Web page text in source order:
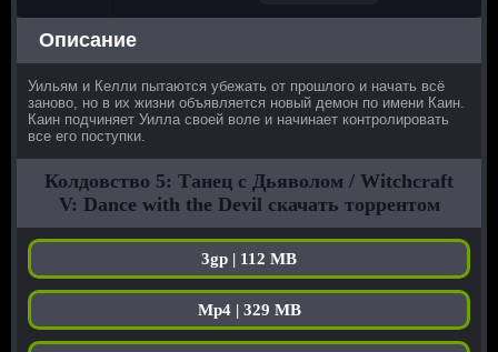
Описание
Уильям и Келли пытаются убежать от прошлого и начать всё
заново, но в их жизни объявляется новый демон по имени Каин.
Каин подчиняет Уилла своей воле и начинает контролировать
все его поступки.
Колдовство 5: Танец с Дьяволом / Witchcraft
V: Dance with the Devil скачать торрентом
3gp | 112 MB
Mp4 | 329 MB